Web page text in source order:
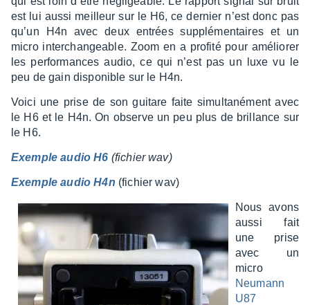
est lui aussi meilleur sur le H6, ce dernier n’est donc pas
qu’un H4n avec deux entrées supplé­men­taires et un
micro inter­chan­geable. Zoom en a profité pour amélio­rer
les perfor­mances audio, ce qui n’est pas un luxe vu le
peu de gain dispo­nible sur le H4n.
Voici une prise de son guitare faite simul­ta­né­ment avec
le H6 et le H4n. On observe un peu plus de brillance sur
le H6.
Exemple audio H6 (fichier wav)
Exemple audio H4n (fichier wav)
Nous avons
aussi fait
une prise
avec un
micro
Neumann
U87